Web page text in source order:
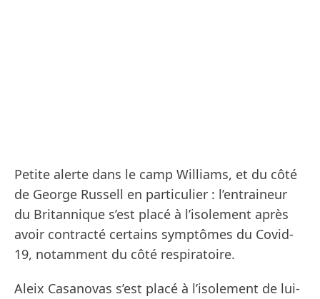
Petite alerte dans le camp Williams, et du côté
de George Russell en particulier : l’entraineur
du Britannique s’est placé à l’isolement après
avoir contracté certains symptômes du Covid-
19, notamment du côté respiratoire.
Aleix Casanovas s’est placé à l’isolement de lui-